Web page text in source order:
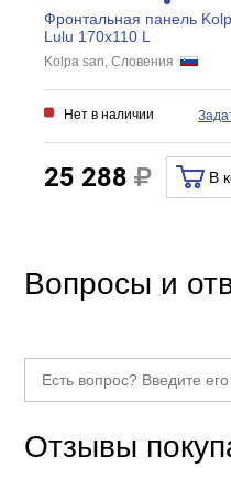
Фронтальная панель
Lulu 170x110 L
Kolpa san, Словения
Нет в наличии
25 288 В
Вопросы и
Отзывы